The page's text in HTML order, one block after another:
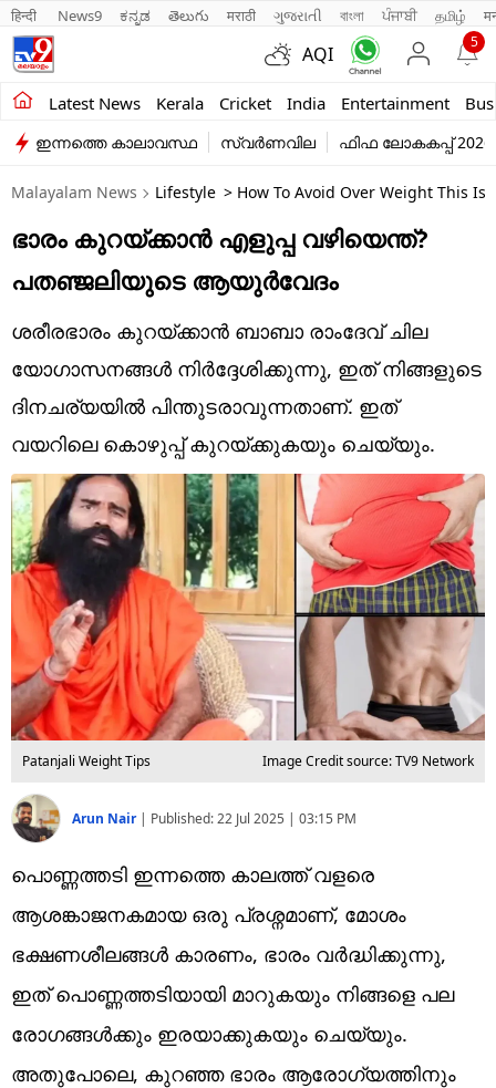
हिन्दी News9 ಕನ್ನಡ తెలుగు मराठी ગુજરાતી বাংলা ਪੰਜਾਬੀ தமிழ்
AQI
5
Latest News Kerala Cricket India Entertainment
Kerala
India
Entertainment
Business
Education
Lifestyle
world
Technology
Religion
Web Story
Photo
Short Videos
ഇന്നത്തെ കാലാവസ്ഥ സ്വർണവില ഫിഫ ലോകകപ്പ് 2026
Malayalam News Lifestyle > How To Avoid Over Weight This Is
ഭാരം കുറയ്ക്കാൻ എളുപ്പ വഴിയെന്ത്?
പതഞ്ജലിയുടെ ആയുർവേദം
ശരീരഭാരം കുറയ്ക്കാൻ ബാബാ രാംദേവ് ചില
യോഗാസനങ്ങൾ നിർദ്ദേശിക്കുന്നു, ഇത് നിങ്ങളുടെ
ദിനചര്യയിൽ പിന്തുടരാവുന്നതാണ്. ഇത്
വയറിലെ കൊഴുപ്പ് കുറയ്ക്കുകയും ചെയ്യും.
Patanjali Weight Tips Image Credit source: TV9 Network
Arun Nair | Published:22 Jul 2025 | 03:15 PM
പൊണ്ണത്തടി ഇന്നത്തെ കാലത്ത് വളരെ
ആശങ്കാജനകമായ ഒരു പ്രശ്നമാണ്, മോശം
ഭക്ഷണശീലങ്ങൾ കാരണം, ഭാരം വർദ്ധിക്കുന്നു,
ഇത് പൊണ്ണത്തടിയായി മാറുകയും നിങ്ങളെ പല
രോഗങ്ങൾക്കും ഇരയാക്കുകയും ചെയ്യും.
അതുപോലെ, കുറഞ്ഞ ഭാരം ആരോഗ്യത്തിനും